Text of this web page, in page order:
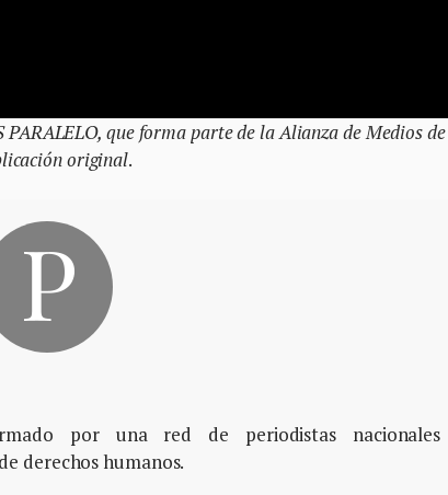
que forma parte de la Alianza de Medios
original.
por una red de periodistas
derechos humanos.